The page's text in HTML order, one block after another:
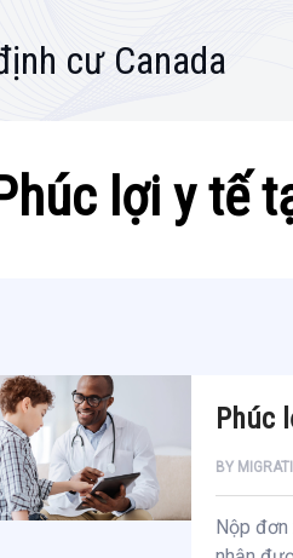
cư Canada
lợi y tế
Phúc
BY
Nộp đơn